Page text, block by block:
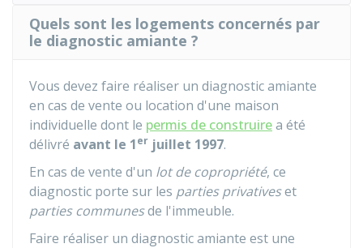
Quels sont les logements concernés par
le diagnostic amiante ?
Vous devez faire réaliser un diagnostic amiante
en cas de vente ou location d'une maison
individuelle dont le permis de construirea été
délivré avant le 1er juillet 1997.
En cas de vente d'un lot de copropriété, ce
diagnostic porte sur les parties privativeset
parties communesde l'immeuble.
Faire réaliser un diagnostic amiante est une